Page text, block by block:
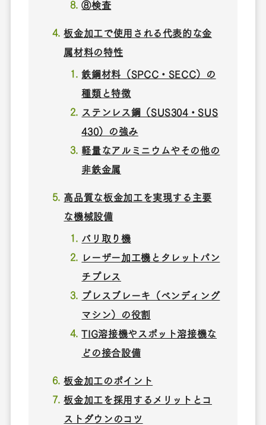
⑧検査
板金加工で使用される代表的な金
属材料の特性
鉄鋼材料（SPCC・SECC）の
種類と特徴
ステンレス鋼（SUS304・SUS
430）の強み
軽量なアルミニウムやその他の
非鉄金属
高品質な板金加工を実現する主要
な機械設備
バリ取り機
レーザー加工機とタレットパン
チプレス
プレスブレーキ（ベンディング
マシン）の役割
TIG溶接機やスポット溶接機な
どの接合設備
板金加工のポイント
板金加工を採用するメリットとコ
ストダウンのコツ